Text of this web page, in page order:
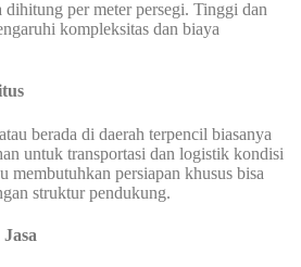
dihitung per meter persegi. Tinggi dan
kompleksitas dan biaya
berada di daerah terpencil biasanya
untuk transportasi dan logistik kondisi
membutuhkan persiapan khusus bisa
struktur pendukung.